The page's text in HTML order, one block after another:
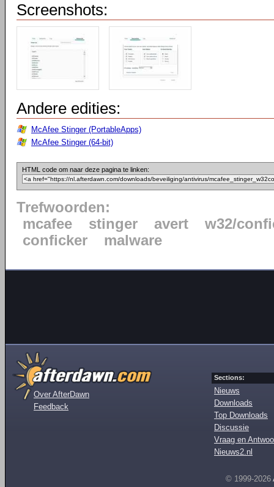
Screenshots:
Andere edities:
McAfee Stinger (PortableApps)
McAfee Stinger (64-bit)
HTML code om naar deze pagina te linken:
Trefwoorden:
mcafee
stinger avert
w32/
conficker
malware
Over AfterDawn
Feedback
Sections:
Nieuws
Downloads
Top Downloads
Discussie
Vraag en
Nieuws2.nl
© 1999-2026